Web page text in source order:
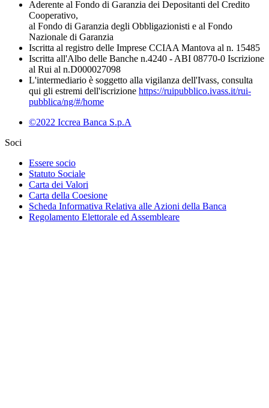
Aderente al Fondo di Garanzia dei Depositanti del Credito
Cooperativo,
al Fondo di Garanzia degli Obbligazionisti e al Fondo
Nazionale di Garanzia
Iscritta al registro delle Imprese CCIAA Mantova al n. 15485
Iscritta all'Albo delle Banche n.4240 - ABI 08770-0 Iscrizione
al Rui al n.D000027098
L'intermediario è soggetto alla vigilanza dell'Ivass, consulta
qui gli estremi dell'iscrizione https://ruipubblico.ivass.it/rui-
pubblica/ng/#/home
©2022 Iccrea Banca S.p.A
Soci
Essere socio
Statuto Sociale
Carta dei Valori
Carta della Coesione
Scheda Informativa Relativa alle Azioni della Banca
Regolamento Elettorale ed Assembleare